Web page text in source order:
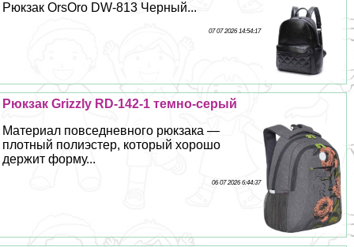
Рюкзак OrsOro DW-813 Черный...
07 07 2026 14:54:17
Рюкзак Grizzly RD-142-1 темно-серый
Материал повседневного рюкзака —
плотный полиэстер, который хорошо
держит форму...
06 07 2026 6:44:37